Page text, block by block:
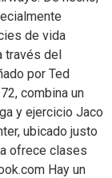
de vida
través del
por Ted
combina un
y ejercicio Jaco
ubicado justo
ofrece clases
Hay un